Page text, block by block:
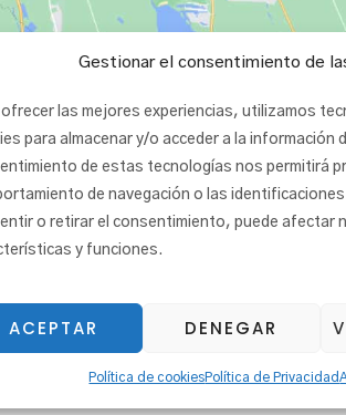
Gestionar el consentimiento de
ofrecer las mejores experiencias, utilizamos
para almacenar y/o acceder a la información
de estas tecnologías nos permitirá
de navegación o las
o retirar el consentimiento, puede afectar
y funciones.
ACEPTAR DENEGAR
Política de cookiesPolítica de Privacidad